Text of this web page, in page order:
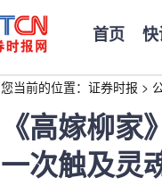
首页
您当前的位置： 证券时报 >
《高嫁柳
一次触及灵